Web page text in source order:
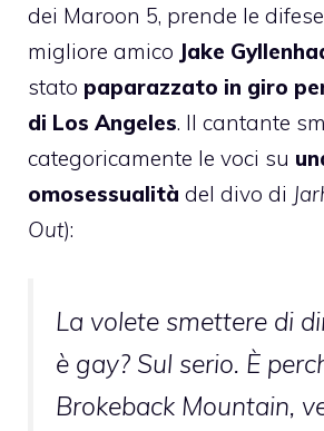
dei Maroon 5, prende le
migliore amico Jake
stato paparazzato in giro
di Los Angeles. Il cantante
categoricamente le voci su
omosessualità del divo di
Out):
La volete smettere di
è gay? Sul serio. È
Brokeback Mountain,